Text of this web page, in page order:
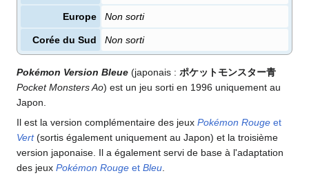
Europe Non sorti
Corée du Sud Non sorti
Pokémon Version Bleue (japonais : ポケットモンスター青
Pocket Monsters Ao) est un jeu sorti en 1996 uniquement au
Japon.
Il est la version complémentaire des jeux Pokémon Rouge et
Vert(sortis également uniquement au Japon) et la troisième
version japonaise. Il a également servi de base à l'adaptation
des jeux Pokémon Rouge et Bleu